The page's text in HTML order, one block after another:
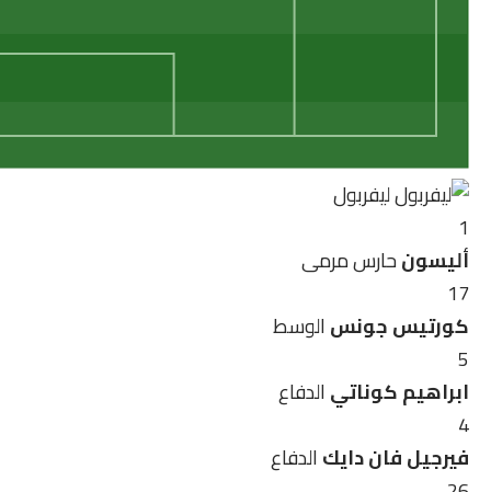
ليفربول
1
أليسونحارس مرمى
17
كورتيس جونسالوسط
5
ابراهيم كوناتيالدفاع
4
فيرجيل فان دايكالدفاع